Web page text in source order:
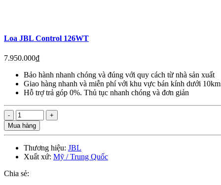
Loa JBL Control 126WT
7.950.000₫
Bảo hành nhanh chóng và đúng với quy cách từ nhà sản xuất
Giao hàng nhanh và miễn phí với khu vực bán kính dưới 10km
Hỗ trợ trả góp 0%. Thủ tục nhanh chóng và đơn giản
Mua hàng
Thương hiệu: JBL
Xuẩt xứ: Mỹ / Trung Quốc
Chia sẻ: